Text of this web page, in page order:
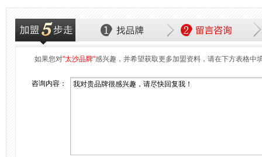
如果您对"太沙品牌"感兴趣，并希望获取更多加盟资料，请在下方表格中
咨询内容：